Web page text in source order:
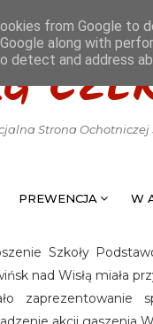
Strona Ochotniczej
PREWENCJA W
Szkoły
nad Wisłą miała
zaprezentowanie
from Google to
along with
detect and address